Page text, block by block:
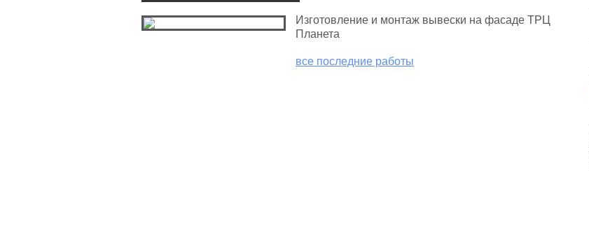
Изготовление и монтаж вывески на фасаде ТРЦ
Планета
все последние работы